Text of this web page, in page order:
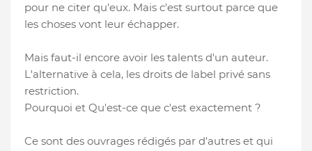
pour ne citer qu'eux. Mais c'est surtout parce que
les choses vont leur échapper.
Mais faut-il encore avoir les talents d'un auteur.
L'alternative à cela, les droits de label privé sans
restriction.
Pourquoi et Qu'est-ce que c'est exactement ?
Ce sont des ouvrages rédigés par d'autres et qui